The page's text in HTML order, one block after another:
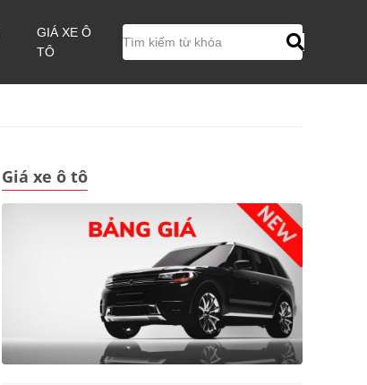
GIÁ XE Ô
TÔ
Giá xe ô tô